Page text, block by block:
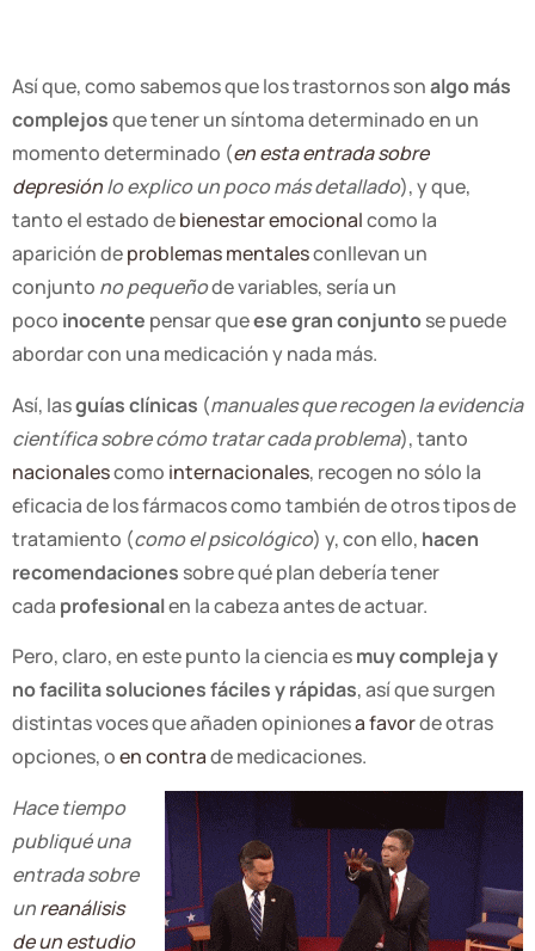
Así que, como sabemos que los trastornos sonalgo más
complejosque tener un síntoma determinado en un
momento determinado (en esta entrada sobre
depresiónlo explico un poco más detallado), y que,
tanto el estado debienestar emocionalcomo la
aparición deproblemas mentalesconllevan un
conjunto no pequeñode variables, sería un
poco inocente pensar queese gran conjuntose puede
abordar con una medicación y nada más.
Así, lasguías clínicas (manuales que recogen la evidencia
científica sobre cómo tratar cada problema), tanto
nacionalescomo internacionales, recogen no sólo la
eficacia de los fármacos como también de otros tipos de
tratamiento (como el psicológico) y, con ello, hacen
recomendaciones sobre qué plan debería tener
cada profesionalen la cabeza antes de actuar.
Pero, claro, en este punto la ciencia esmuy compleja y
no facilita soluciones fáciles y rápidas, así que surgen
distintas voces que añaden opinionesa favorde otras
opciones, oen contrade medicaciones.
Hace tiempo
publiqué una
entrada sobre
unreanálisis
de un estudio